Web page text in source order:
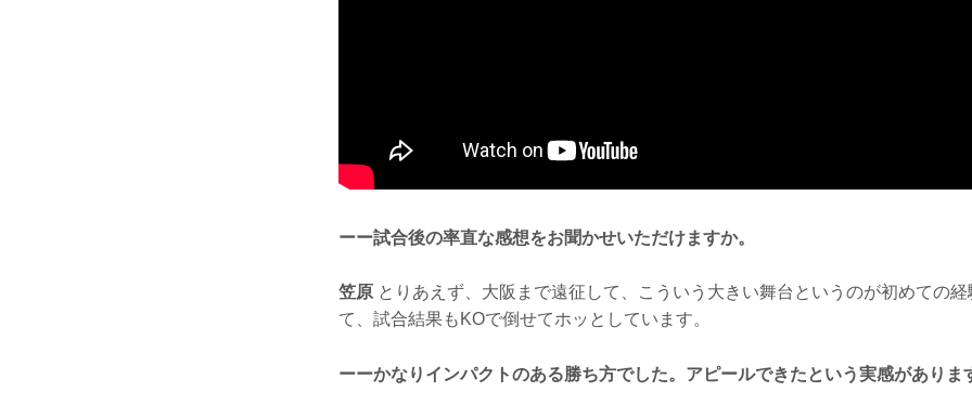
ーー試合後の率直な感想をお聞かせいただけますか。
笠原 とりあえず、大阪まで遠征して、こういう大きい舞台というのが初めての経
て、試合結果もKOで倒せてホッとしています。
ーーかなりインパクトのある勝ち方でした。アピールできたという実感がありま